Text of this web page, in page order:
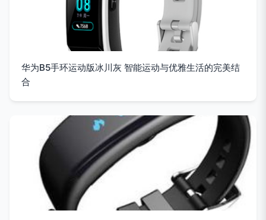
华为B5手环运动版冰川灰 智能运动与优雅生活的完美结
合